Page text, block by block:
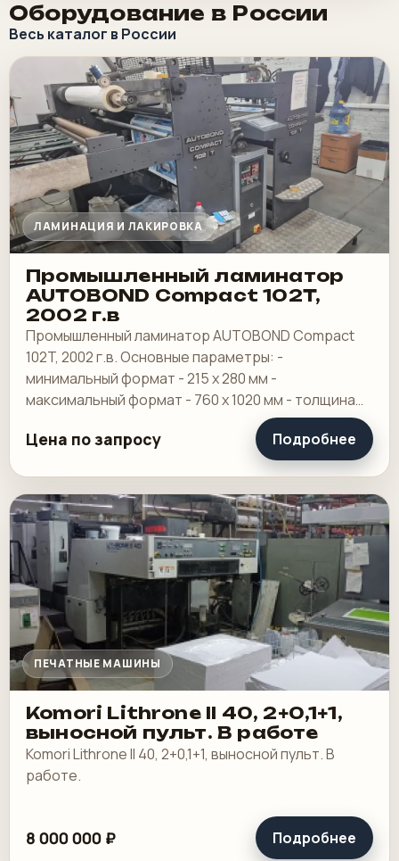
Оборудование в России
Весь каталог в России
ЛАМИНАЦИЯ И ЛАКИРОВКА
Промышленный ламинатор
AUTOBOND Compact 102T,
2002 г.в
Промышленный ламинатор AUTOBOND Compact
102T, 2002 г.в. Основные параметры: -
минимальный формат - 215 х 280 мм -
максимальный формат - 760 х 1020 мм - толщина
пленки - от 20 до 150 мкр - диапазон плотностей
бумаги и.
Цена по запросу Подробнее
ПЕЧАТНЫЕ МАШИНЫ
Komori Lithrone II 40, 2+0,1+1,
выносной пульт. В работе
Komori Lithrone II 40, 2+0,1+1, выносной пульт. В
работе.
8 000 000 ₽ Подробнее